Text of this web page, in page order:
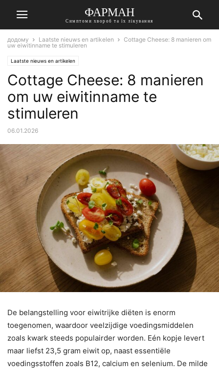
ФАРМАН
Симптоми хвороб та їх лікування
додому Laatste nieuws en artikelen
Cottage Cheese: 8 manieren om
uw eiwitinname te stimuleren
Laatste nieuws en artikelen
Cottage Cheese: 8 manieren
om uw eiwitinname te
stimuleren
06.01.2026
De belangstelling voor eiwitrijke diëten is enorm
toegenomen, waardoor veelzijdige voedingsmiddelen
zoals kwark steeds populairder worden. Eén kopje levert
maar liefst 23,5 gram eiwit op, naast essentiële
voedingsstoffen zoals B12, calcium en selenium. De milde